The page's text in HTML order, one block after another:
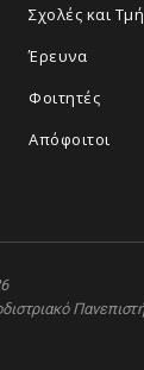
Σχολές και
Έρευνα
Φοιτητές
Απόφοιτοι